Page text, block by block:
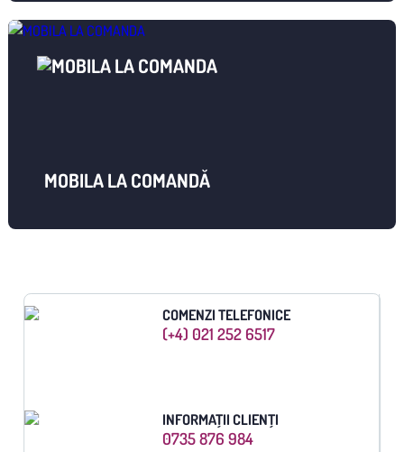
MOBILA LA COMANDĂ
COMENZI TELEFONICE
(+4) 021 252 6517
INFORMAȚII CLIENȚI
0735 876 984